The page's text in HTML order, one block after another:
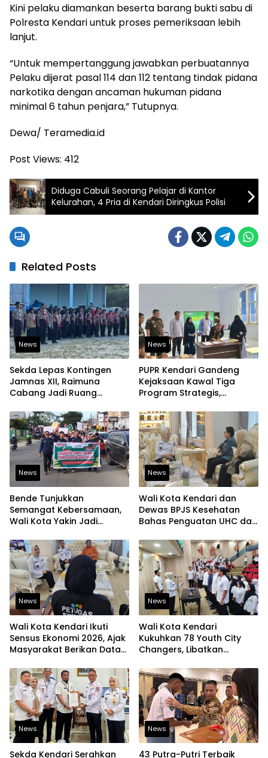
Kini pelaku diamankan beserta barang bukti sabu di
Polresta Kendari untuk proses pemeriksaan lebih
lanjut.
“Untuk mempertanggung jawabkan perbuatannya
Pelaku dijerat pasal 114 dan 112 tentang tindak pidana
narkotika dengan ancaman hukuman pidana
minimal 6 tahun penjara,” Tutupnya.
Dewa/ Teramedia.id
Post Views: 412
Diduga Cabuli Seorang Pelajar di Kantor
Kelurahan, 4 Pria di Kendari Diringkus Polisi
Related Posts
News
Sekda Lepas Kontingen
Jamnas XII, Raimuna
Cabang Jadi Ruang
dan Berjiwa Pemimpin
News
PUPR Kendari Gandeng
Kejaksaan Kawal Tiga
Program Strategis,
Bangun Infrastruktur
Berintegritas
News
Bende Tunjukkan
Semangat Kebersamaan,
Wali Kota Yakin Jadi
Lain
News
Wali Kota Kendari dan
Dewas BPJS Kesehatan
Bahas Penguatan UHC dan
Kesehatan
News
Wali Kota Kendari Ikuti
Sensus Ekonomi 2026, Ajak
Masyarakat Berikan Data
News
Wali Kota Kendari
Kukuhkan 78 Youth City
Changers, Libatkan
Perubahan Kota
News
Sekda Kendari Serahkan
News
43 Putra-Putri Terbaik